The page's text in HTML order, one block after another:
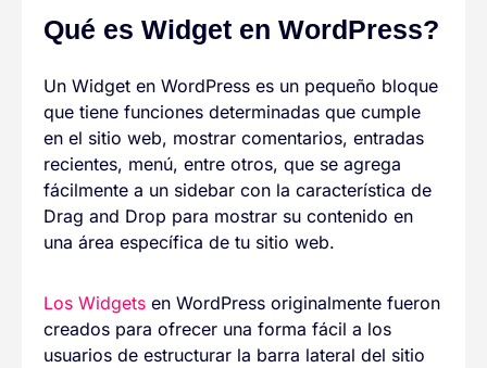
Qué es Widget en WordPress?
Un Widget en WordPress es un pequeño bloque
que tiene funciones determinadas que cumple
en el sitio web, mostrar comentarios, entradas
recientes, menú, entre otros, que se agrega
fácilmente a un sidebar con la característica de
Drag and Drop para mostrar su contenido en
una área específica de tu sitio web.
Los Widgets en WordPress originalmente fueron
creados para ofrecer una forma fácil a los
usuarios de estructurar la barra lateral del sitio